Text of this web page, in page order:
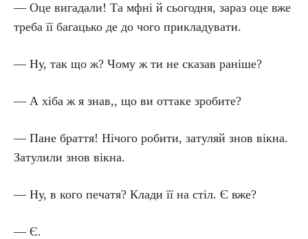
— Оце вигадали! Та мфні й сьогодня, зараз оце вже
треба її багацько де до чого прикладувати.
— Ну, так що ж? Чому ж ти не сказав раніше?
— А хіба ж я знав,, що ви оттаке зробите?
— Пане браття! Нічого робити, затуляй знов вікна.
Затулили знов вікна.
— Ну, в кого печатя? Клади її на стіл. Є вже?
— Є.